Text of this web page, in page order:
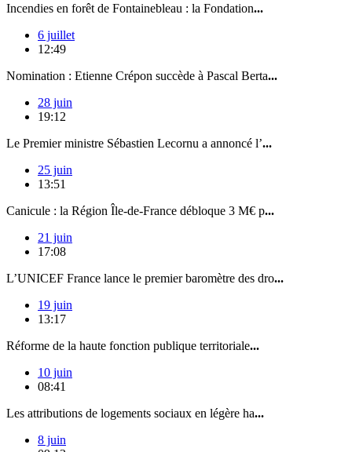
Incendies en forêt de Fontainebleau : la Fondation...
6 juillet
12:49
Nomination : Etienne Crépon succède à Pascal Berta...
28 juin
19:12
Le Premier ministre Sébastien Lecornu a annoncé l’...
25 juin
13:51
Canicule : la Région Île-de-France débloque 3 M€ p...
21 juin
17:08
L’UNICEF France lance le premier baromètre des dro...
19 juin
13:17
Réforme de la haute fonction publique territoriale...
10 juin
08:41
Les attributions de logements sociaux en légère ha...
8 juin